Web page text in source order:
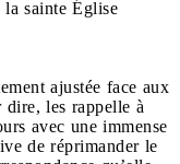
sainte Église
ajustée face aux
dire, les rappelle à
avec une immense
de réprimander le